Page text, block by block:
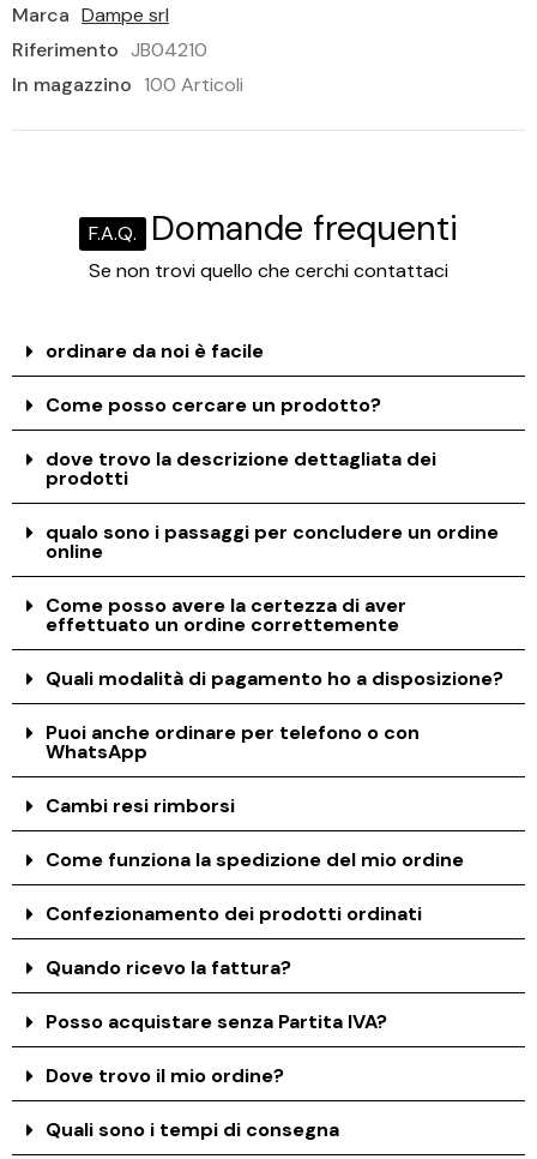
Marca Dampe srl
Riferimento JB04210
In magazzino 100 Articoli
F.A.Q. Domande frequenti
Se non trovi quello che cerchi contattaci
ordinare da noi è facile
Come posso cercare un prodotto?
dove trovo la descrizione dettagliata dei
prodotti
qualo sono i passaggi per concludere un ordine
online
Come posso avere la certezza di aver
effettuato un ordine correttemente
Quali modalità di pagamento ho a disposizione?
Puoi anche ordinare per telefono o con
WhatsApp
Cambi resi rimborsi
Come funziona la spedizione del mio ordine
Confezionamento dei prodotti ordinati
Quando ricevo la fattura?
Posso acquistare senza Partita IVA?
Dove trovo il mio ordine?
Quali sono i tempi di consegna